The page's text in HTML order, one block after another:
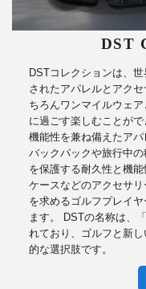
DST
DSTコレクションは、
されたアパレルとアク
ちろんワンマイルウェ
に過ごす楽しむことが
機能性を兼ね備えたア
バックパックや旅行中
を保護する耐久性と機
ケースなどのアクセサ
を求めるゴルフプレイ
ます。 DSTの名称は、
れており、ゴルフと新
的な選択肢です。